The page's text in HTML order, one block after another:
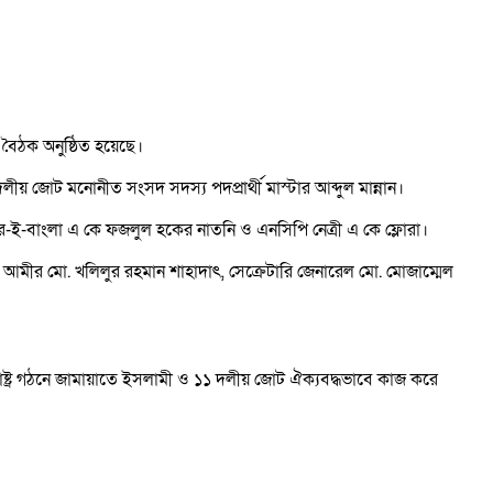
অনুষ্ঠিত হয়েছে।
জোট মনোনীত সংসদ সদস্য পদপ্রার্থী মাস্টার আব্দুল মান্নান।
ই-বাংলা এ কে ফজলুল হকের নাতনি ও এনসিপি নেত্রী এ কে ফ্লোরা।
মো. খলিলুর রহমান শাহাদাৎ, সেক্রেটারি জেনারেল মো. মোজাম্মেল
গঠনে জামায়াতে ইসলামী ও ১১ দলীয় জোট ঐক্যবদ্ধভাবে কাজ করে